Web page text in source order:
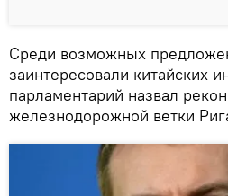
Среди возможных
заинтересовали китайских
парламентарий назвал
железнодорожной ветки